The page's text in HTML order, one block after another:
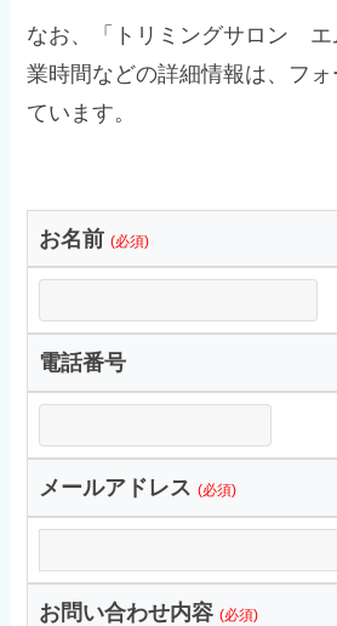
なお、「トリミングサロン エ
業時間などの詳細情報は、フ
ています。
お名前 (必須)
電話番号
メールアドレス (必須)
お問い合わせ内容 (必須)